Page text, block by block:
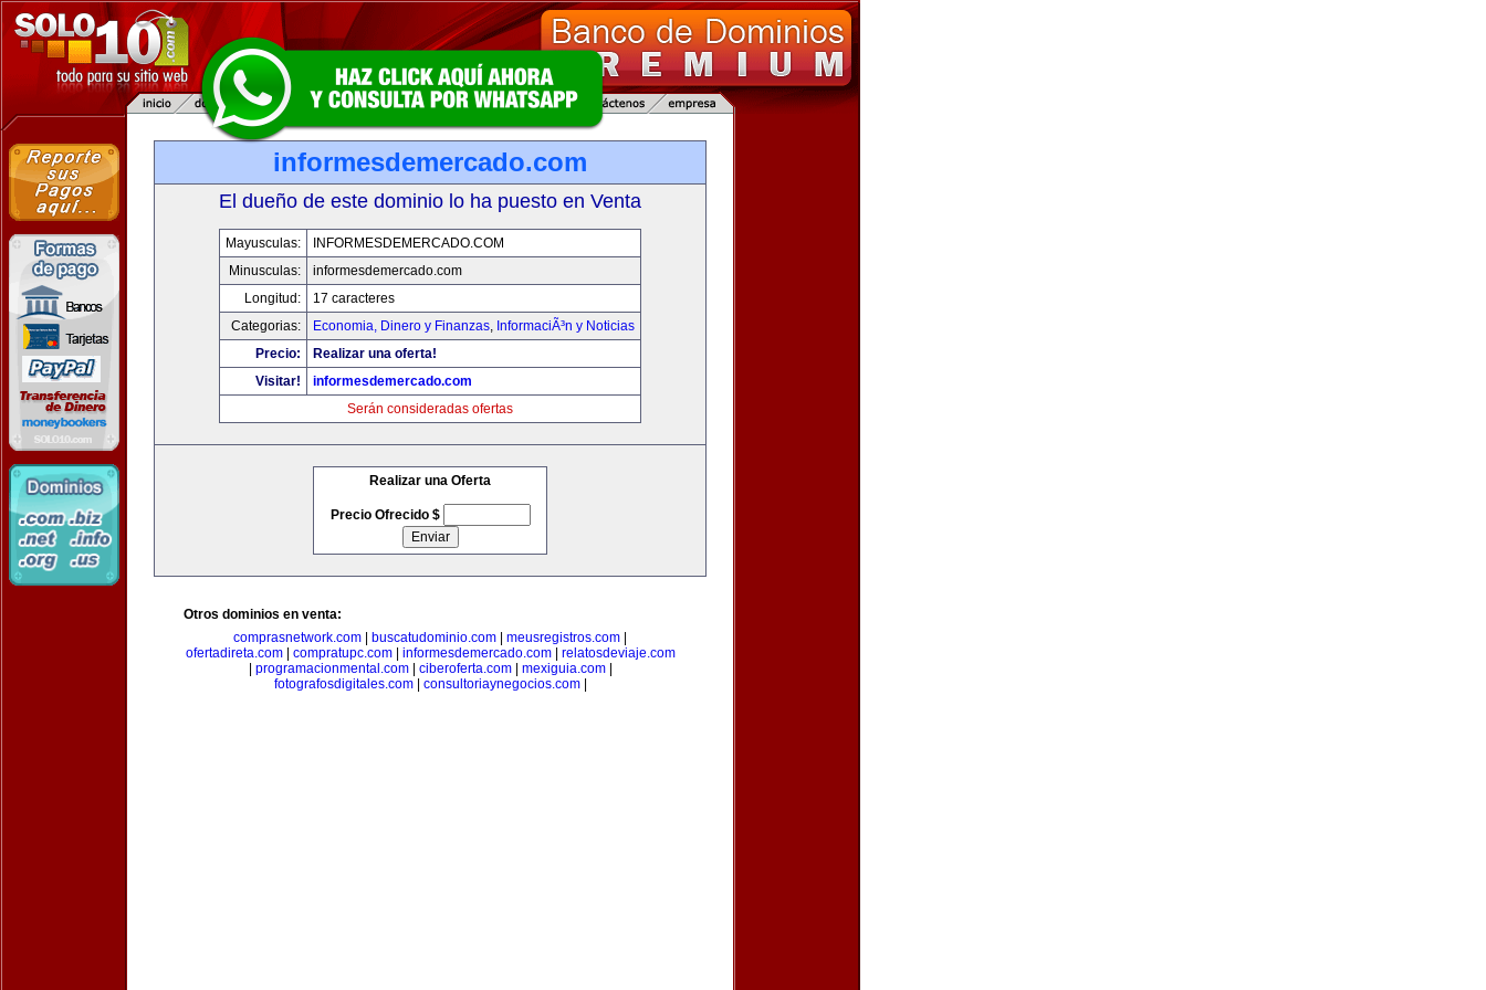
informesdemercado.com
El dueño de este dominio lo ha puesto en Venta
Mayusculas:
INFORMESDEMERCADO.COM
Minusculas:
informesdemercado.com
Longitud:
17 caracteres
Categorias:
Economia, Dinero y Finanzas, InformaciÃ³n y Noticias
Precio:
Realizar una oferta!
Visitar!
informesdemercado.com
Serán consideradas ofertas
Realizar una Oferta
Precio Ofrecido $
Otros dominios en venta:
comprasnetwork.com
buscatudominio.com meusregistros.com
ofertadireta.com| compratupc.com| informesdemercado.com| relatosdeviaje.com
programacionmental.com| ciberoferta.com| mexiguia.com|
fotografosdigitales.com| consultoriaynegocios.com|